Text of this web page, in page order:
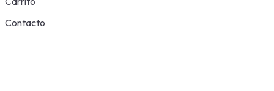
Contacto